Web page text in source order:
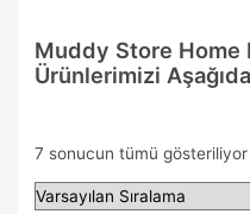
Muddy Store Home
Ürünlerimizi
7 sonucun tümü gösteriliyor